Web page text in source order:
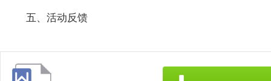
五、活动反馈